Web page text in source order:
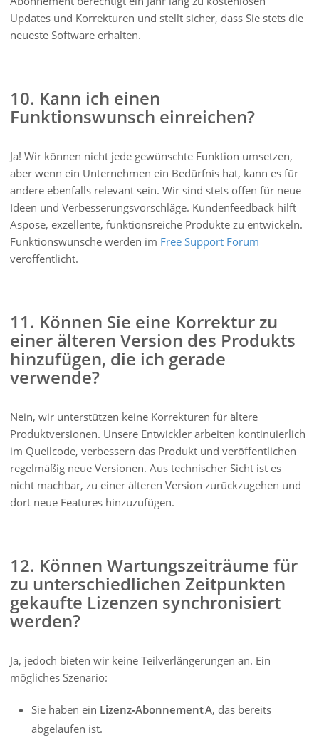
Updates und Korrekturen und stellt sicher, dass Sie stets die
neueste Software erhalten.
10. Kann ich einen
Funktionswunsch einreichen?
Ja! Wir können nicht jede gewünschte Funktion umsetzen,
aber wenn ein Unternehmen ein Bedürfnis hat, kann es für
andere ebenfalls relevant sein. Wir sind stets offen für neue
Ideen und Verbesserungsvorschläge. Kundenfeedback hilft
Aspose, exzellente, funktionsreiche Produkte zu entwickeln.
Funktionswünsche werden im Free Support Forum
veröffentlicht.
11. Können Sie eine Korrektur zu
einer älteren Version des Produkts
hinzufügen, die ich gerade
verwende?
Nein, wir unterstützen keine Korrekturen für ältere
Produktversionen. Unsere Entwickler arbeiten kontinuierlich
im Quellcode, verbessern das Produkt und veröffentlichen
regelmäßig neue Versionen. Aus technischer Sicht ist es
nicht machbar, zu einer älteren Version zurückzugehen und
dort neue Features hinzuzufügen.
12. Können Wartungszeiträume für
zu unterschiedlichen Zeitpunkten
gekaufte Lizenzen synchronisiert
werden?
Ja, jedoch bieten wir keine Teilverlängerungen an. Ein
mögliches Szenario:
Sie haben ein Lizenz‑Abonnement A, das bereits
abgelaufen ist.